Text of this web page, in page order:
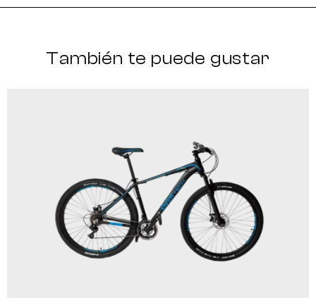
También te puede gustar